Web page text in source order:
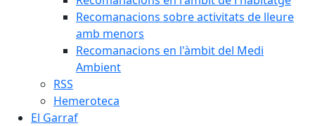
Recomanacions sobre activitats de lleure
amb menors
Recomanacions en l'àmbit del Medi
Ambient
RSS
Hemeroteca
El Garraf